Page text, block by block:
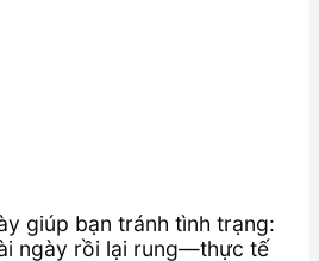
giúp bạn tránh tình trạng:
ngày rồi lại rung—thực tế